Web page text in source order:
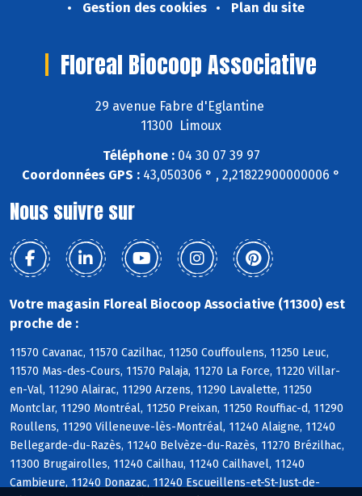
Gestion des cookies
Plan du site
Floreal Biocoop Associative
29 avenue Fabre d'Eglantine
11300 Limoux
Téléphone :04 30 07 39 97
Coordonnées GPS : 43,050306 ° , 2,21822900000006 °
Nous suivre sur
Votre magasin Floreal Biocoop Associative (11300) est
proche de :
11570 Cavanac, 11570 Cazilhac, 11250 Couffoulens, 11250 Leuc,
11570 Mas-des-Cours, 11570 Palaja, 11270 La Force, 11220 Villar-
en-Val, 11290 Alairac, 11290 Arzens, 11290 Lavalette, 11250
Montclar, 11290 Montréal, 11250 Preixan, 11250 Rouffiac-d, 11290
Roullens, 11290 Villeneuve-lès-Montréal, 11240 Alaigne, 11240
Bellegarde-du-Razès, 11240 Belvèze-du-Razès, 11270 Brézilhac,
11300 Brugairolles, 11240 Cailhau, 11240 Cailhavel, 11240
Cambieure, 11240 Donazac, 11240 Escueillens-et-St-Just-de-